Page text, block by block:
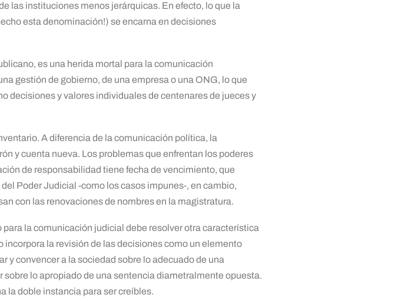
las instituciones menos jerárquicas. En efecto, lo que la
esta denominación!) se encarna en decisiones
es una herida mortal para la comunicación
gestión de gobierno, de una empresa o una ONG, lo que
decisiones y valores individuales de centenares de jueces y
A diferencia de la comunicación política, la
y cuenta nueva. Los problemas que enfrentan los poderes
de responsabilidad tiene fecha de vencimiento, que
Poder Judicial -como los casos impunes-, en cambio,
con las renovaciones de nombres en la magistratura.
la comunicación judicial debe resolver otra característica
la revisión de las decisiones como un elemento
y convencer a la sociedad sobre lo adecuado de una
lo apropiado de una sentencia diametralmente opuesta.
la doble instancia para ser creíbles.